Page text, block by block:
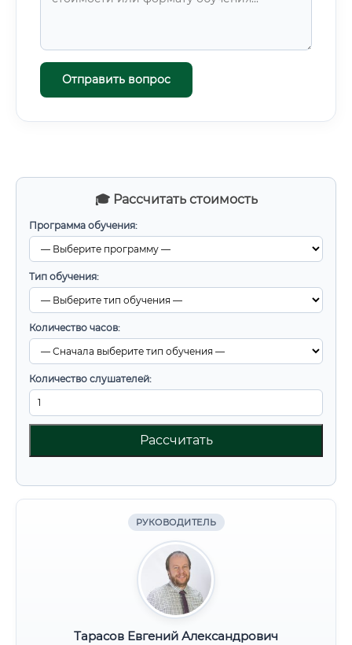
🎓 Рассчитать стоимость
Программа обучения:
Тип обучения:
Количество часов:
Количество слушателей:
Рассчитать
РУКОВОДИТЕЛЬ
Тарасов Евгений Александрович
Отправить вопрос